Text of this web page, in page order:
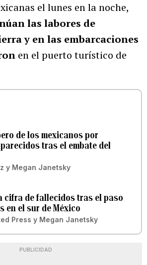
el lunes en la noche,
las labores de
y en las embarcaciones
en el puerto turístico de
de los mexicanos por
tras el embate del
y Megan Janetsky
cifra de fallecidos tras el paso
en el sur de México
Press y Megan Janetsky
PUBLICIDAD